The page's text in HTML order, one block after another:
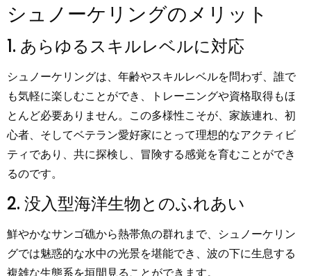
シュノーケリングのメリット
1. あらゆるスキルレベルに対応
シュノーケリングは、年齢やスキルレベルを問わず、誰で
も気軽に楽しむことができ、トレーニングや資格取得もほ
とんど必要ありません。この多様性こそが、家族連れ、初
心者、そしてベテラン愛好家にとって理想的なアクティビ
ティであり、共に探検し、冒険する感覚を育むことができ
るのです。
2. 没入型海洋生物とのふれあい
鮮やかなサンゴ礁から熱帯魚の群れまで、シュノーケリン
グでは魅惑的な水中の光景を堪能でき、波の下に生息する
複雑な生態系を垣間見ることができます。